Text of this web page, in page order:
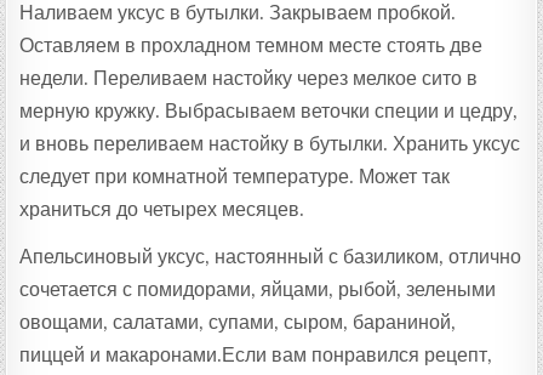
Наливаем уксус в бутылки. Закрываем пробкой.
Оставляем в прохладном темном месте стоять две
недели. Переливаем настойку через мелкое сито в
мерную кружку. Выбрасываем веточки специи и цедру,
и вновь переливаем настойку в бутылки. Хранить уксус
следует при комнатной температуре. Может так
храниться до четырех месяцев.
Апельсиновый уксус, настоянный с базиликом, отлично
сочетается с помидорами, яйцами, рыбой, зелеными
овощами, салатами, супами, сыром, бараниной,
пиццей и макаронами.Если вам понравился рецепт,